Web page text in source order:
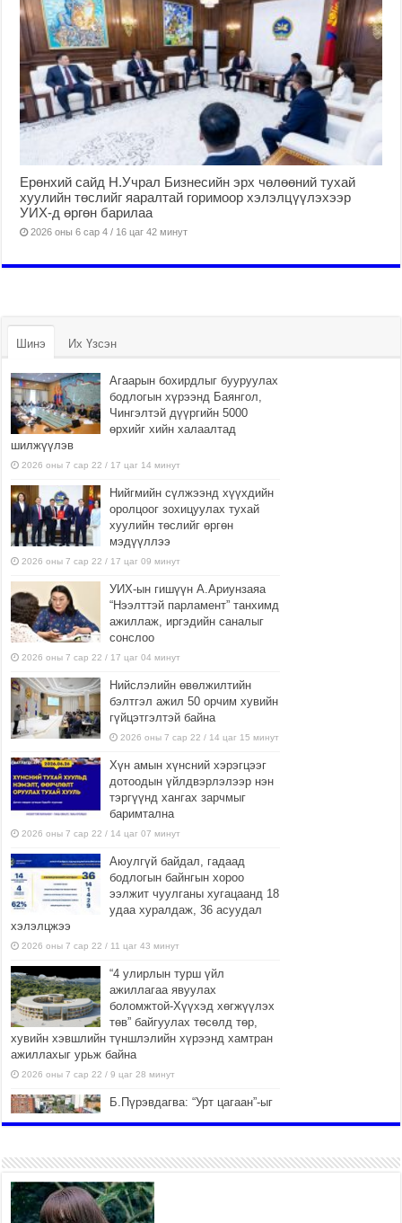
Ерөнхий сайд Н.Учрал Бизнесийн эрх чөлөөний тухай
хуулийн төслийг яаралтай горимоор хэлэлцүүлэхээр
УИХ-д өргөн барилаа
2026 оны 6 сар 4 / 16 цаг 42 минут
Шинэ Их Үзсэн
Агаарын бохирдлыг бууруулах
бодлогын хүрээнд Баянгол,
Чингэлтэй дүүргийн 5000
өрхийг хийн халаалтад
шилжүүлэв
2026 оны 7 сар 22 / 17 цаг 14 минут
Нийгмийн сүлжээнд хүүхдийн
оролцоог зохицуулах тухай
хуулийн төслийг өргөн
мэдүүллээ
2026 оны 7 сар 22 / 17 цаг 09 минут
УИХ-ын гишүүн А.Ариунзаяа
“Нээлттэй парламент” танхимд
ажиллаж, иргэдийн саналыг
сонслоо
2026 оны 7 сар 22 / 17 цаг 04 минут
Нийслэлийн өвөлжилтийн
бэлтгэл ажил 50 орчим хувийн
гүйцэтгэлтэй байна
2026 оны 7 сар 22 / 14 цаг 15 минут
Хүн амын хүнсний хэрэгцээг
дотоодын үйлдвэрлэлээр нэн
тэргүүнд хангах зарчмыг
баримтална
2026 оны 7 сар 22 / 14 цаг 07 минут
Аюулгүй байдал, гадаад
бодлогын байнгын хороо
ээлжит чуулганы хугацаанд 18
удаа хуралдаж, 36 асуудал
хэлэлцжээ
2026 оны 7 сар 22 / 11 цаг 43 минут
“4 улирлын турш үйл
ажиллагаа явуулах
боломжтой-Хүүхэд хөгжүүлэх
төв” байгуулах төсөлд төр,
хувийн хэвшлийн түншлэлийн хүрээнд хамтран
ажиллахыг урьж байна
2026 оны 7 сар 22 / 9 цаг 28 минут
Б.Пүрэвдагва: “Урт цагаан”-ыг
2026 оны 7 сар 21 / 16 цаг 47 минут
Тусгай замын автобус /BRT/
төслийн удирдах хорооны